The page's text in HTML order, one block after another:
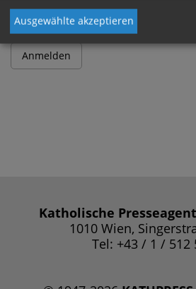
Katholische
1010 Wien,
Tel: +43 / 1 / 512
Ausgewählte akzeptieren